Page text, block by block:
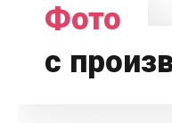
Фото
с